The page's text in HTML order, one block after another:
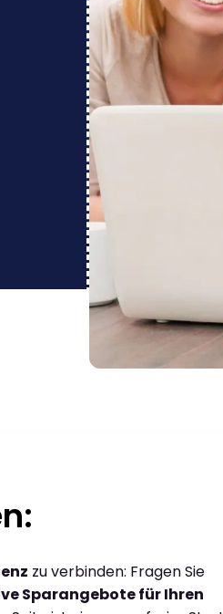
zu verbinden: Fragen Sie
Sparangebote für Ihren